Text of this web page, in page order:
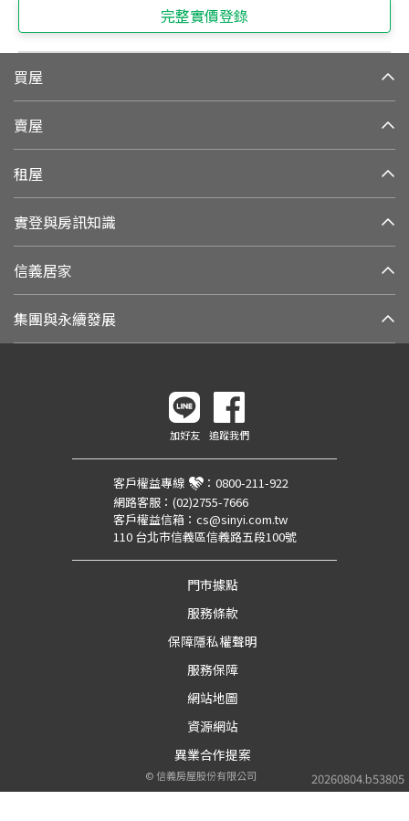
完整實價登錄
買屋
賣屋
租屋
實登與房訊知識
信義居家
集團與永續發展
20260804.b53805
加好友 追蹤我們
客戶權益專線 ： 0800-211-922
網路客服： (02)2755-7666
客戶權益信箱： cs@sinyi.com.tw
110 台北市信義區信義路五段100號
門市據點
服務條款
保障隱私權聲明
服務保障
網站地圖
資源網站
異業合作提案
©信義房屋股份有限公司